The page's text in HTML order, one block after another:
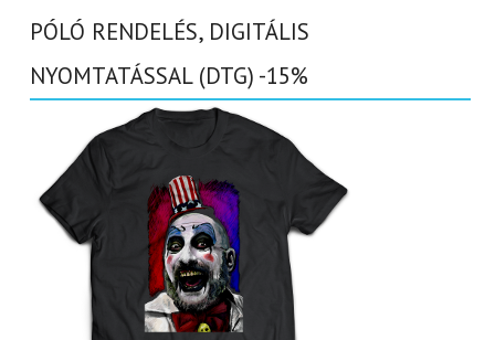
PÓLÓ RENDELÉS, DIGITÁLIS
NYOMTATÁSSAL (DTG) -15%